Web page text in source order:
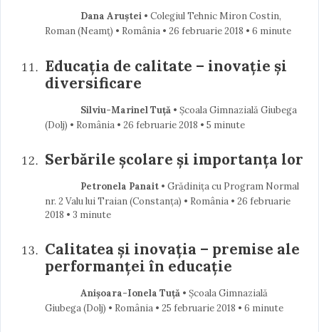
Dana Aruștei• Colegiul Tehnic Miron Costin,
Roman (Neamţ) • România
26 februarie 2018 • 6 minute
Educaţia de calitate – inovaţie şi
diversificare
Silviu-Marinel Tuță• Şcoala Gimnazială Giubega
(Dolj) • România
26 februarie 2018 • 5 minute
Serbările școlare și importanța lor
Petronela Panait• Grădinița cu Program Normal
nr. 2 Valu lui Traian (Constanţa) • România
26 februarie
2018 • 3 minute
Calitatea şi inovaţia – premise ale
performanţei în educaţie
Anișoara-Ionela Tuță• Școala Gimnazială
Giubega (Dolj) • România
25 februarie 2018 • 6 minute